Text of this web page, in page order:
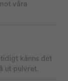
våra
känns det
ut pulvret.